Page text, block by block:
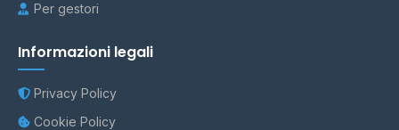
Per gestori
Informazioni legali
Privacy Policy
Cookie Policy